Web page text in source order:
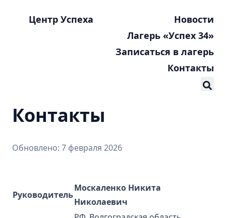
Центр Успеха
Новости
Лагерь «Успех 34»
Записаться в лагерь
Контакты
Контакты
Обновлено: 7 февраля 2026
Руководитель
Москаленко Никита
Николаевич